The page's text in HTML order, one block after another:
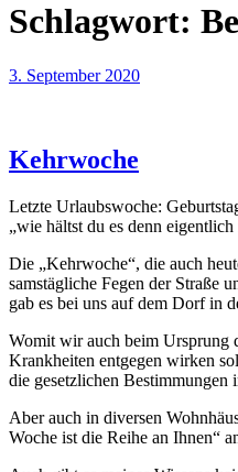
Schlagwort:
3. September 2020
Kehrwoche
Letzte Urlaubswoche:
„wie hältst du es denn
Die „Kehrwoche“, die auch
samstägliche Fegen der Straße
gab es bei uns auf dem Dorf in
Womit wir auch beim Ursprung
Krankheiten entgegen wirken
die gesetzlichen
Aber auch in diversen
Woche ist die Reihe an Ihnen“